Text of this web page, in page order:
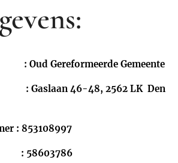
Gemeente
46-48, 2562 LK Den
: 853108997
58603786